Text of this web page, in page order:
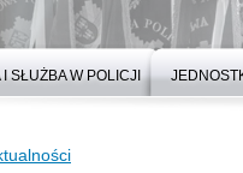
SŁUŻBA W POLICJI